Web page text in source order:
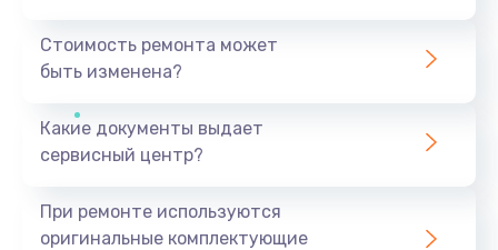
Стоимость ремонта может
быть изменена?
Какие документы выдает
сервисный центр?
При ремонте используются
оригинальные комплектующие